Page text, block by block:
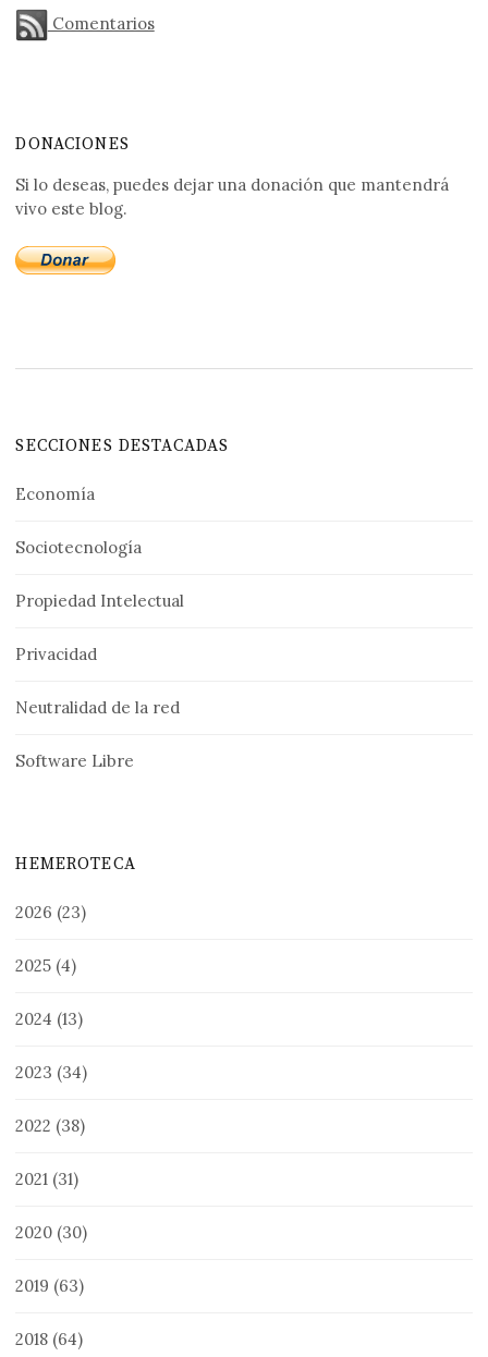
Comentarios
DONACIONES
Si lo deseas, puedes dejar una donación que mantendrá
vivo este blog.
SECCIONES DESTACADAS
Economía
Sociotecnología
Propiedad Intelectual
Privacidad
Neutralidad de la red
Software Libre
HEMEROTECA
2026 (23)
2025 (4)
2024 (13)
2023 (34)
2022 (38)
2021 (31)
2020 (30)
2019 (63)
2018 (64)